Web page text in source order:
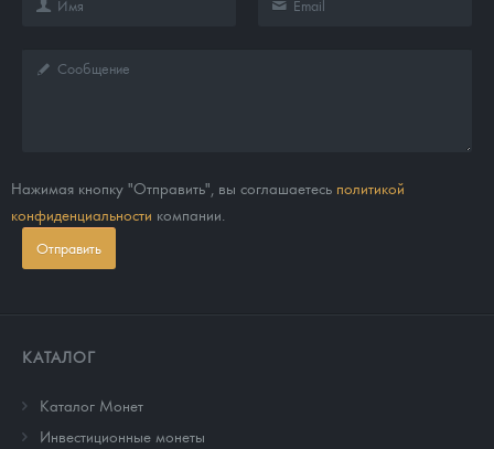
Нажимая кнопку "Отправить", вы соглашаетесь политикой
конфиденциальности компании.
Отправить
КАТАЛОГ
Каталог Монет
Инвестиционные монеты